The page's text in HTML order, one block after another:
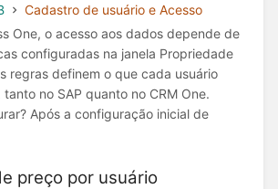
Cadastro de usuário e Acesso
One, o acesso aos dados depende de
configuradas na janela Propriedade
regras definem o que cada usuário
no SAP quanto no CRM One.
Após a configuração inicial de
preço por usuário